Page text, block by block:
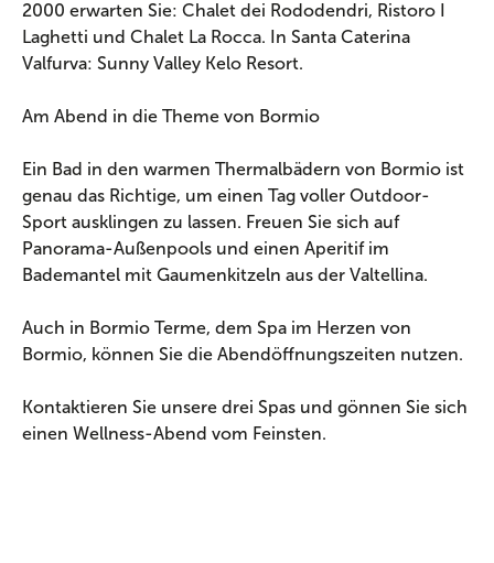
2000 erwarten Sie: Chalet dei Rododendri, Ristoro I
Laghetti und Chalet La Rocca. In Santa Caterina
Valfurva: Sunny Valley Kelo Resort.
Am Abend in die Theme von Bormio
Ein Bad in den warmen Thermalbädern von Bormio ist
genau das Richtige, um einen Tag voller Outdoor-
Sport ausklingen zu lassen. Freuen Sie sich auf
Panorama-Außenpools und einen Aperitif im
Bademantel mit Gaumenkitzeln aus der Valtellina.
Auch in Bormio Terme, dem Spa im Herzen von
Bormio, können Sie die Abendöffnungszeiten nutzen.
Kontaktieren Sie unsere drei Spas und gönnen Sie sich
einen Wellness-Abend vom Feinsten.